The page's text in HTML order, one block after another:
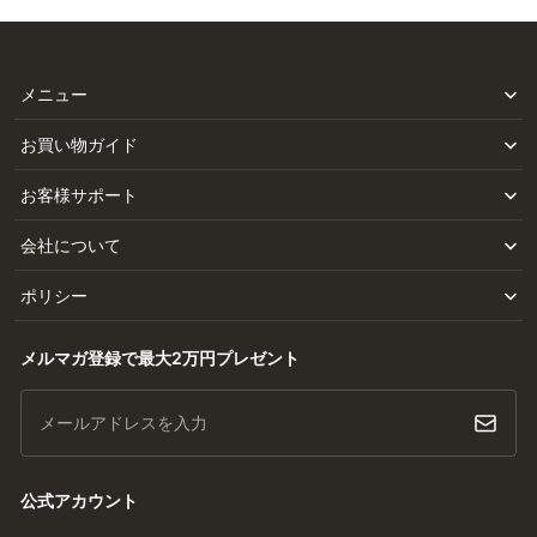
メニュー
お買い物ガイド
お客様サポート
会社について
ポリシー
メルマガ登録で最大2万円プレゼント
メールアドレスを入力
公式アカウント